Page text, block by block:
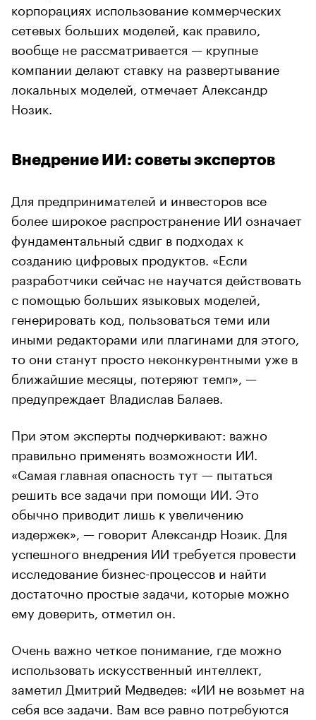
корпорациях использование коммерческих
сетевых больших моделей, как правило,
вообще не рассматривается — крупные
компании делают ставку на развертывание
локальных моделей, отмечает Александр
Нозик.
Внедрение ИИ: советы экспертов
Для предпринимателей и инвесторов все
более широкое распространение ИИ означает
фундаментальный сдвиг в подходах к
созданию цифровых продуктов. «Если
разработчики сейчас не научатся действовать
с помощью больших языковых моделей,
генерировать код, пользоваться теми или
иными редакторами или плагинами для этого,
то они станут просто неконкурентными уже в
ближайшие месяцы, потеряют темп», —
предупреждает Владислав Балаев.
При этом эксперты подчеркивают: важно
правильно применять возможности ИИ.
«Самая главная опасность тут — пытаться
решить все задачи при помощи ИИ. Это
обычно приводит лишь к увеличению
издержек», — говорит Александр Нозик. Для
успешного внедрения ИИ требуется провести
исследование бизнес-процессов и найти
достаточно простые задачи, которые можно
ему доверить, отметил он.
Очень важно четкое понимание, где можно
использовать искусственный интеллект,
заметил Дмитрий Медведев: «ИИ не возьмет на
себя все задачи. Вам все равно потребуются